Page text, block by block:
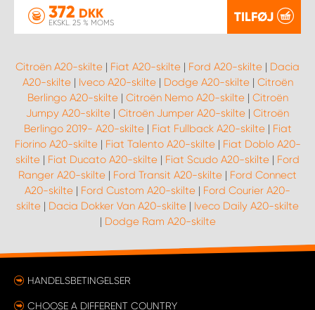
372 DKK
EKSKL. 25 % MOMS TILFØJ
Citroën A20-skilte | Fiat A20-skilte | Ford A20-skilte | Dacia
A20-skilte| Iveco A20-skilte| Dodge A20-skilte| Citroën
Berlingo A20-skilte| Citroën Nemo A20-skilte| Citroën
Jumpy A20-skilte | Citroën Jumper A20-skilte | Citroën
Berlingo 2019- A20-skilte| Fiat Fullback A20-skilte| Fiat
Fiorino A20-skilte| Fiat Talento A20-skilte| Fiat Doblo A20-
skilte | Fiat Ducato A20-skilte | Fiat Scudo A20-skilte | Ford
Ranger A20-skilte | Ford Transit A20-skilte | Ford Connect
A20-skilte | Ford Custom A20-skilte | Ford Courier A20-
skilte | Dacia Dokker Van A20-skilte | Iveco Daily A20-skilte
| Dodge Ram A20-skilte
HANDELSBETINGELSER
CHOOSE A DIFFERENT COUNTRY